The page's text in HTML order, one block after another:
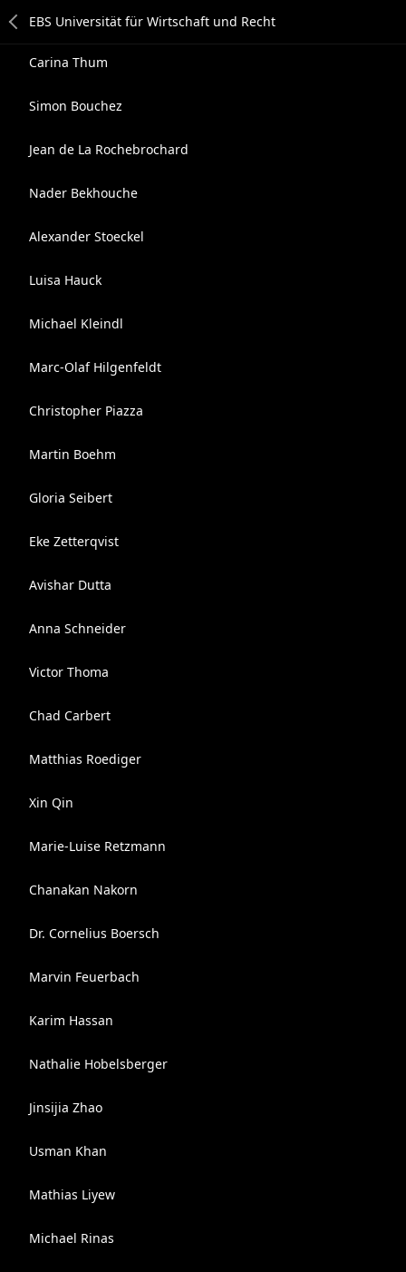
Carina Thum
Simon Bouchez
Jean de La Rochebrochard
Nader Bekhouche
Alexander Stoeckel
Luisa Hauck
Michael Kleindl
Marc-Olaf Hilgenfeldt
Christopher Piazza
Martin Boehm
Gloria Seibert
Eke Zetterqvist
Avishar Dutta
Anna Schneider
Victor Thoma
Chad Carbert
Matthias Roediger
Xin Qin
Marie-Luise Retzmann
Chanakan Nakorn
Dr. Cornelius Boersch
Marvin Feuerbach
Karim Hassan
Nathalie Hobelsberger
Jinsijia Zhao
Usman Khan
Mathias Liyew
Michael Rinas